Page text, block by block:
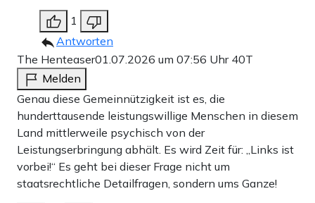
1
Antworten
The Henteaser01.07.2026 um 07:56 Uhr 40T
Melden
Genau diese Gemeinnützigkeit ist es, die
hunderttausende leistungswillige Menschen in diesem
Land mittlerweile psychisch von der
Leistungserbringung abhält. Es wird Zeit für: „Links ist
vorbei!“ Es geht bei dieser Frage nicht um
staatsrechtliche Detailfragen, sondern ums Ganze!